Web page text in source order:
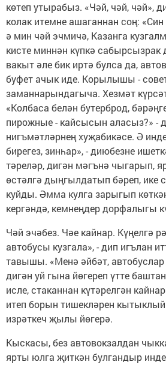
көтеп утырабыз. «Чәй, чәй, чәй»,
колак итемне ашаганнан соң:
ә мин чәй эчмичә, Казанга
кисте миннән күпкә сабырсызрак
вакыт әле бик иртә булса да,
буфет ачык иде. Корылышы -
заманнарындагыча. Хезмәт
«Колбаса белән бутерброд,
пирожные - кайсысын аласыз?» -
нигъмәтләрнең хуҗабикәсе. Ә
бирегез, зинһар», - диюбезне
тәреләр, дигән мәгънә чыгарып,
өстәлгә дыңгылдатып бәреп, ике
куйды. Әмма кулга зарыгып
кергәндә, кемнеңдер дорфалыгы
Чәй эчәбез. Чәе кайнар. Күңелгә
автобусы кузгала», - дип игълан
тавышы. «Менә әйбәт,
дигән уй гына йөгереп үтте
исле, стаканнан күтәрелгән
итеп борын тишекләрен
изрәткеч җылы йөгерә.
Кыскасы, без автовокзалдан
ярты юлга җиткән булгандыр